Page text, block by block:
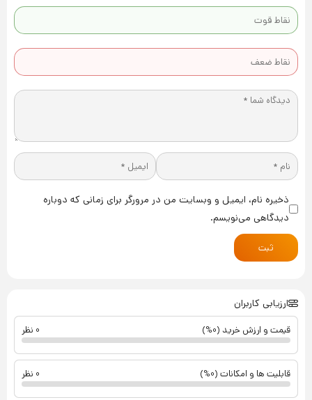
ذخیره نام، ایمیل و وبسایت من در مرورگر برای زمانی که دوباره
دیدگاهی می‌نویسم.
ثبت
ارزیابی کاربران
قیمت و ارزش خرید (0%) 0 نظر
قابلیت ها و امکانات (0%) 0 نظر